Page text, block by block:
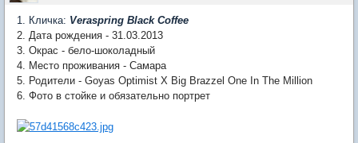
1. Кличка: Veraspring Black Coffee
2. Дата рождения - 31.03.2013
3. Окрас - бело-шоколадный
4. Место проживания - Самара
5. Родители - Goyas Optimist X Big Brazzel One In The Million
6. Фото в стойке и обязательно портрет